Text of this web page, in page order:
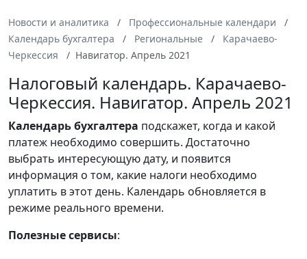
Новости и аналитика
Профессиональные календари
Календарь бухгалтера
Региональные
Карачаево-
Черкессия
Навигатор. Апрель 2021
Налоговый календарь. Карачаево-
Черкессия. Навигатор. Апрель 2021
Календарьбухгалтера подскажет, когда и какой
платеж необходимо совершить. Достаточно
выбрать интересующую дату, и появится
информация о том, какие налоги необходимо
уплатить в этот день. Календарь обновляется в
режиме реального времени.
Полезные сервисы: